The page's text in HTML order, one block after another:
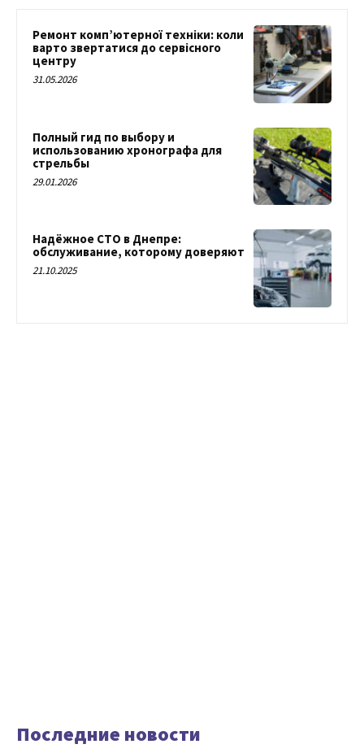
Ремонт комп’ютерної техніки: коли
варто звертатися до сервісного
центру
31.05.2026
Полный гид по выбору и
использованию хронографа для
стрельбы
29.01.2026
Надёжное СТО в Днепре:
обслуживание, которому доверяют
21.10.2025
Последние новости